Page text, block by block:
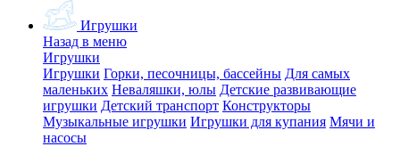
Игрушки
Назад в меню
Игрушки
Игрушки Горки, песочницы, бассейны Для самых
маленьких Неваляшки, юлы Детские развивающие
игрушки Детский транспорт Конструкторы
Музыкальные игрушки Игрушки для купания Мячи и
насосы